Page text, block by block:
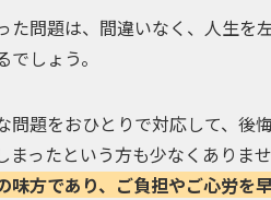
た問題は、間違いなく、人生を
しょう。
問題をおひとりで対応して、後
まったという方も少なくありませ
味方であり、ご負担やご心労を